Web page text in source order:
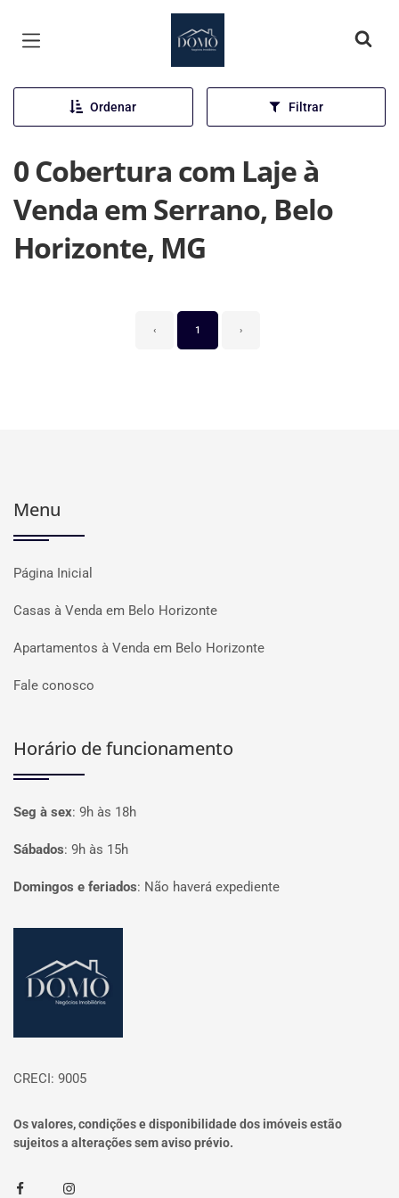
Página inicial
Ordenar Filtrar
0 Cobertura com Laje à
Venda em Serrano, Belo
Horizonte, MG
‹ 1 ›
Menu
Página Inicial
Casas à Venda em Belo Horizonte
Apartamentos à Venda em Belo Horizonte
Fale conosco
Horário de funcionamento
Seg à sex: 9h às 18h
Sábados: 9h às 15h
Domingos e feriados: Não haverá expediente
CRECI: 9005
Os valores, condições e disponibilidade dos imóveis estão
sujeitos a alterações sem aviso prévio.
FacebookInstagram